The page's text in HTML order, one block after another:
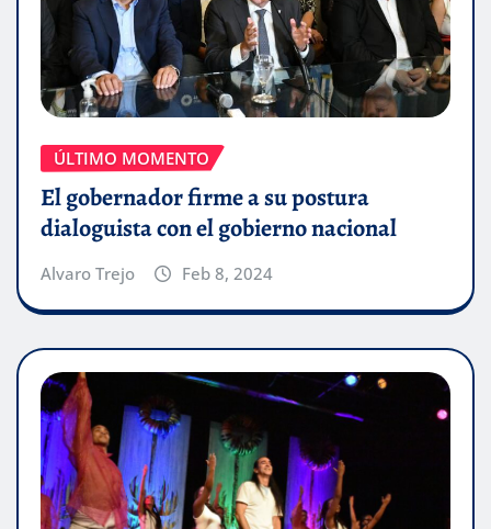
ÚLTIMO MOMENTO
El gobernador firme a su postura
dialoguista con el gobierno nacional
Alvaro Trejo Feb 8, 2024